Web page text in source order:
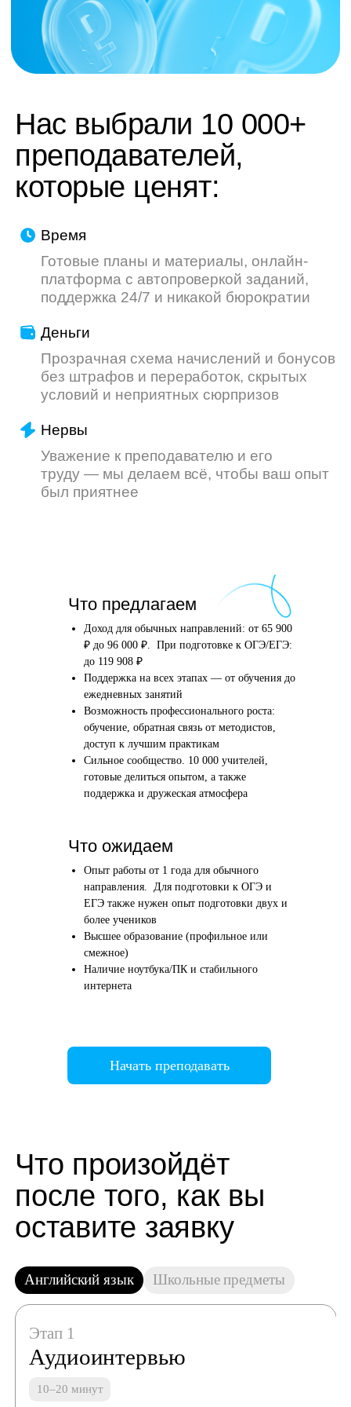
труду — мы делаем всё, чтобы ваш опыт
был приятнее
Что предлагаем
Начать преподавать
Что ожидаем
Доход для обычных направлений: от 65 900
₽ до 96 000 ₽. При подготовке к ОГЭ/ЕГЭ:
до 119 908 ₽
Поддержка на всех этапах — от обучения до
ежедневных занятий
Возможность профессионального роста:
обучение, обратная связь от методистов,
доступ к лучшим практикам
Сильное сообщество. 10 000 учителей,
готовые делиться опытом, а также
поддержка и дружеская атмосфера
Опыт работы от 1 года для обычного
направления. Для подготовки к ОГЭ и
ЕГЭ также нужен опыт подготовки двух и
более учеников
Высшее образование (профильное или
смежное)
Наличие ноутбука/ПК и стабильного
интернета
после того, как вы
оставите заявку
Английский язык Школьные предметы
Аудиоинтервью
Отвечаете по-английски на 4 вопроса
Начать преподавать